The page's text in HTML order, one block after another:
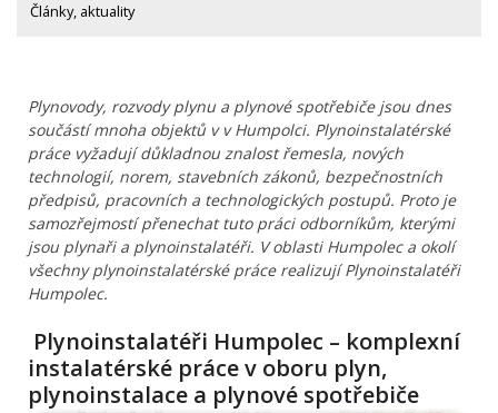
Články, aktuality
Plynovody, rozvody plynu a plynové spotřebiče jsou dnes
součástí mnoha objektů v v Humpolci. Plynoinstalatérské
práce vyžadují důkladnou znalost řemesla, nových
technologií, norem, stavebních zákonů, bezpečnostních
předpisů, pracovních a technologických postupů. Proto je
samozřejmostí přenechat tuto práci odborníkům, kterými
jsou plynaři a plynoinstalatéři. V oblasti Humpolec a okolí
všechny plynoinstalatérské práce realizují Plynoinstalatéři
Humpolec.
Plynoinstalatéři Humpolec – komplexní
instalatérské práce v oboru plyn,
plynoinstalace a plynové spotřebiče